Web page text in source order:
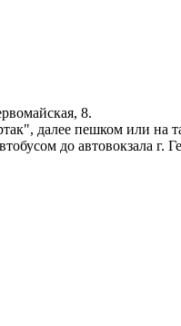
8.
далее пешком или на
до